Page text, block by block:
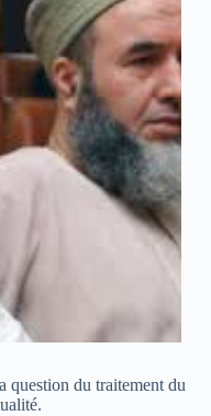
question du traitement du